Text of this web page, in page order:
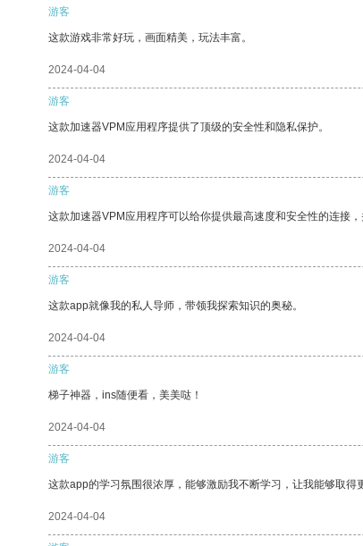
游客
这款游戏非常好玩，画面精美，玩法丰富。
2024-04-04
游客
这款加速器VPM应用程序提供了顶级的安全性和隐私保护。
2024-04-04
游客
这款加速器VPM应用程序可以给你提供最高速度和安全性的连接，
2024-04-04
游客
这款app就像我的私人导师，带领我探索知识的奥秘。
2024-04-04
游客
梯子神器，ins随便看，美美哒！
2024-04-04
游客
这款app的学习氛围很浓厚，能够激励我不断学习，让我能够取得
2024-04-04